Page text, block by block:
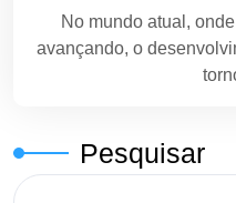
No mundo atual,
avançando, o
Pesquisar